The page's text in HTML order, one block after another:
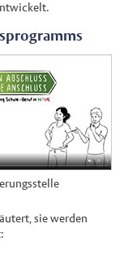
sie werden